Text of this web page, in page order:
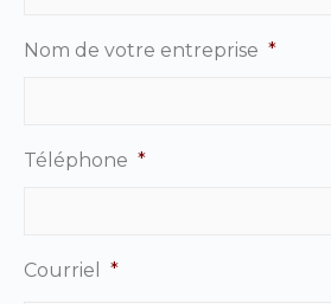
Nom de votre entreprise *
Téléphone *
Courriel *